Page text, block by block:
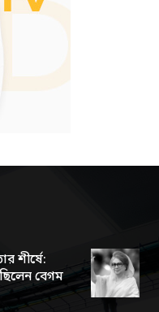
শীর্ষে:
বেগম